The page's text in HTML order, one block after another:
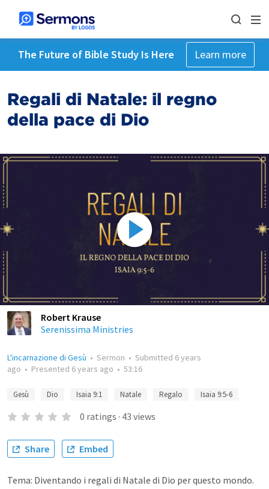
The Future of Bible Study Is Here Learn more
‎Regali di Natale: ‎il regno
della pace di Dio
Robert Krause
Serenissima Ministries
L'incarnazione di Gesù • Sermon • Submitted 6 years
ago • Presented 6 years ago • 53:16
Gesù Dio Isaia 9:1 Natale Regalo Isaia 9:5-6
0 ratings · 43 views
Share Embed
Tema: Diventando i regali di Natale di Dio per questo mondo.